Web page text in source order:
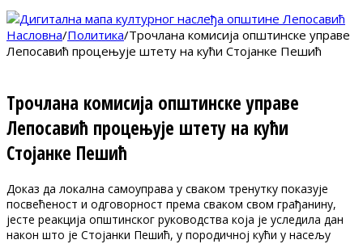
Насловна/Политика/Трочлана комисија општинске управе
Лепосавић процењује штету на кући Стојанке Пешић
Трочлана комисија општинске управе
Лепосавић процењује штету на кући
Стојанке Пешић
Доказ да локална самоуправа у сваком тренутку показује
посвећеност и одговорност према сваком свом грађанину,
јесте реакција општинског руководства која је уследила дан
након што је Стојанки Пешић, у породичној кући у насељу